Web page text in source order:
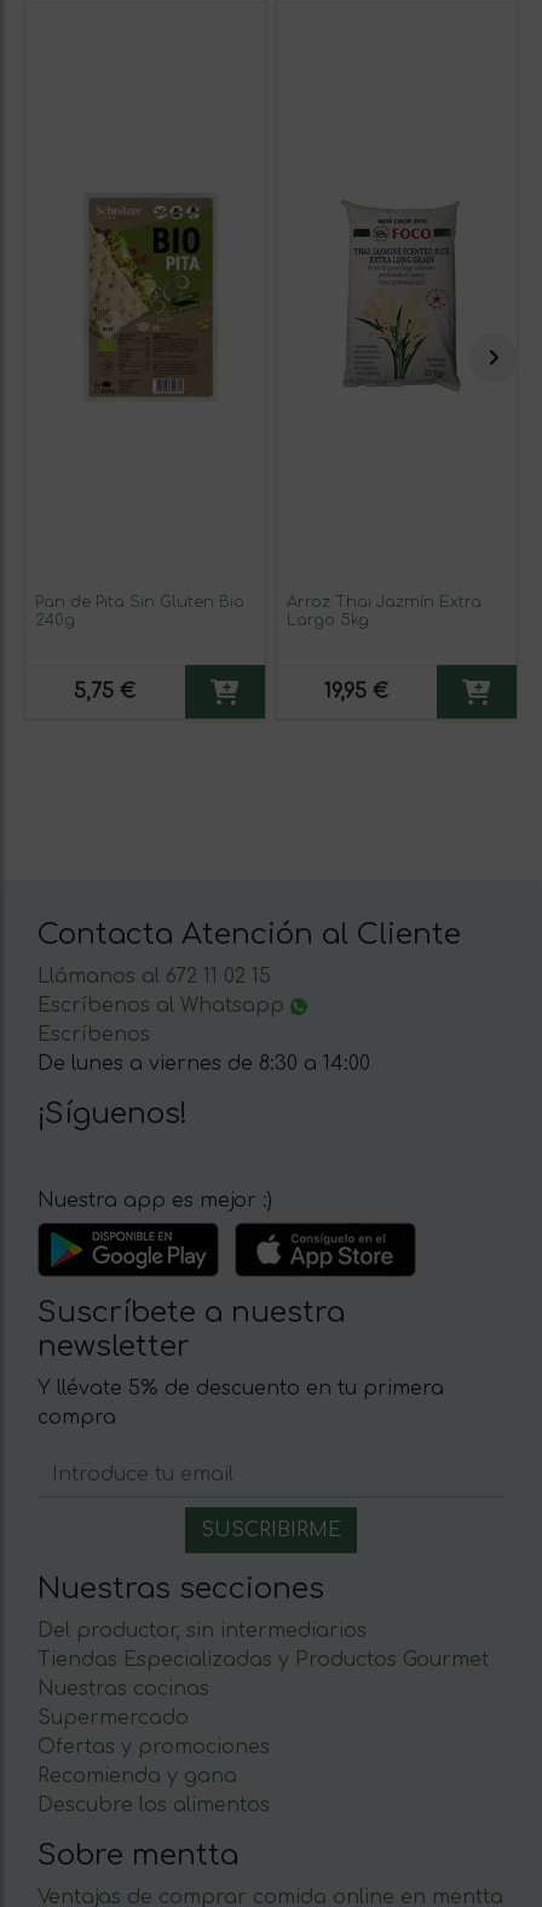
Pan de Pita Sin Gluten Bio
240g
5,75 €
Arroz Thai Jazmín Extra
Largo 5kg
19,95 €
Contacta Atención al Cliente
Llámanos al 672 11 02 15
Escríbenos al Whatsapp
Escríbenos
De lunes a viernes de 8:30 a 14:00
¡Síguenos!
Nuestra app es mejor :)
Suscríbete a nuestra
newsletter
Y llévate 5% de descuento en tu primera
compra
Nuestras secciones
Del productor, sin intermediarios
Tiendas Especializadas y Productos Gourmet
Nuestras cocinas
Supermercado
Ofertas y promociones
Recomienda y gana
Descubre los alimentos
Sobre mentta
Ventajas de comprar comida online en mentta